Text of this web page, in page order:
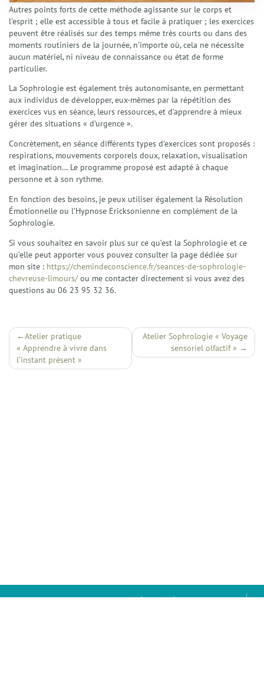
Autres points forts de cette méthode agissante sur le corps et
l’esprit ; elle est accessible à tous et facile à pratiquer ; les exercices
peuvent être réalisés sur des temps même très courts ou dans des
moments routiniers de la journée, n’importe où, cela ne nécessite
aucun matériel, ni niveau de connaissance ou état de forme
particulier.
La Sophrologie est également très autonomisante, en permettant
aux individus de développer, eux-mêmes par la répétition des
exercices vus en séance, leurs ressources, et d’apprendre à mieux
gérer des situations « d’urgence ».
Concrètement, en séance différents types d’exercices sont proposés :
respirations, mouvements corporels doux, relaxation, visualisation
et imagination… Le programme proposé est adapté à chaque
personne et à son rythme.
En fonction des besoins, je peux utiliser également la Résolution
Émotionnelle ou l’Hypnose Ericksonienne en complément de la
Sophrologie.
Si vous souhaitez en savoir plus sur ce qu’est la Sophrologie et ce
qu’elle peut apporter vous pouvez consulter la page dédiée sur
mon site : https://chemindeconscience.fr/seances-de-sophrologie-
chevreuse-limours/ou me contacter directement si vous avez des
questions au 06 23 95 32 36.
Navigation
de
l’article
Atelier pratique
« Apprendre à vivre dans
l’instant présent »
Atelier Sophrologie « Voyage
sensoriel olfactif »
Amanda Bouard - Chemin de Conscience